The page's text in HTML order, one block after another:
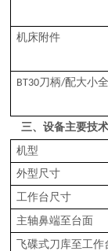
机床附件
BT30刀柄/配大小
三、设备主要技
机型
外型尺寸
工作台尺寸
主轴鼻端至台面
飞碟式刀库至工作